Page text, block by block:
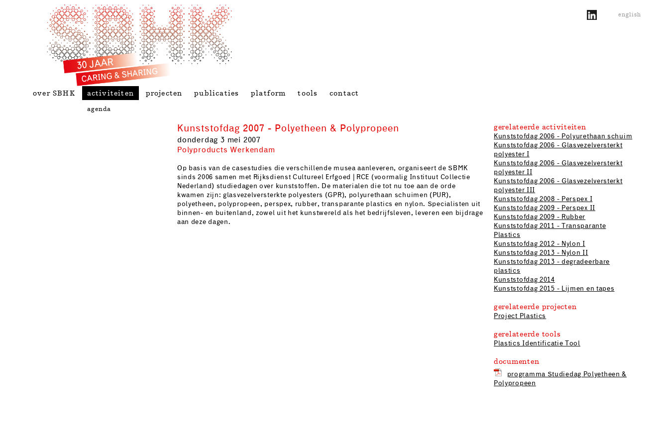
english
over SBHK activiteiten
agenda
projecten publicaties platform tools contact
Kunststofdag 2007 - Polyetheen & Polypropeen
donderdag 3 mei 2007
Polyproducts Werkendam
Op basis van de casestudies die verschillende musea aanleveren, organiseert de SBMK
sinds 2006 samen met Rijksdienst Cultureel Erfgoed | RCE (voormalig Instituut Collectie
Nederland) studiedagen over kunststoffen. De materialen die tot nu toe aan de orde
kwamen zijn: glasvezelversterkte polyesters (GPR), polyurethaan schuimen (PUR),
polyetheen, polypropeen, perspex, rubber, transparante plastics en nylon. Specialisten uit
binnen- en buitenland, zowel uit het kunstwereld als het bedrijfsleven, leveren een bijdrage
aan deze dagen.
gerelateerde activiteiten
Kunststofdag 2006 - Polyurethaan schuim
Kunststofdag 2006 - Glasvezelversterkt
polyester I
Kunststofdag 2006 - Glasvezelversterkt
polyester II
Kunststofdag 2006 - Glasvezelversterkt
polyester III
Kunststofdag 2008 - Perspex I
Kunststofdag 2009 - Perspex II
Kunststofdag 2009 - Rubber
Kunststofdag 2011 - Transparante
Plastics
Kunststofdag 2012 - Nylon I
Kunststofdag 2013 - Nylon II
Kunststofdag 2013 - degradeerbare
plastics
Kunststofdag 2014
Kunststofdag 2015 - Lijmen en tapes
gerelateerde projecten
Project Plastics
gerelateerde tools
Plastics Identificatie Tool
documenten
programma Studiedag Polyetheen &
Polypropeen